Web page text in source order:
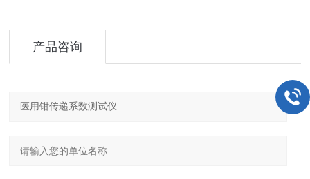
产品咨询